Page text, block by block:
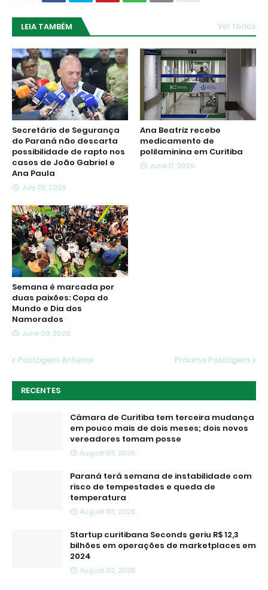
LEIA TAMBÉM Ver todos
Secretário de Segurança
do Paraná não descarta
possibilidade de rapto nos
casos de João Gabriel e
Ana Paula
July 28, 2026
Ana Beatriz recebe
medicamento de
polilaminina em Curitiba
June 17, 2026
Semana é marcada por
duas paixões: Copa do
Mundo e Dia dos
Namorados
June 08, 2026
Postagem Anterior Próxima Postagem
RECENTES
Câmara de Curitiba tem terceira mudança
em pouco mais de dois meses; dois novos
vereadores tomam posse
August 03, 2026
Paraná terá semana de instabilidade com
risco de tempestades e queda de
temperatura
August 03, 2026
Startup curitibana Seconds geriu R$ 12,3
bilhões em operações de marketplaces em
2024
August 02, 2026